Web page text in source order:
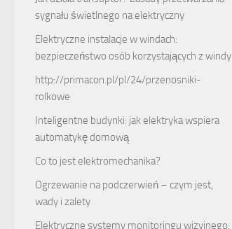
sygnału świetlnego na elektryczny
Elektryczne instalacje w windach:
bezpieczeństwo osób korzystających z windy
http://primacon.pl/pl/24/przenosniki-
rolkowe
Inteligentne budynki: jak elektryka wspiera
automatykę domową
Co to jest elektromechanika?
Ogrzewanie na podczerwień – czym jest,
wady i zalety
Elektryczne systemy monitoringu wizyjnego: